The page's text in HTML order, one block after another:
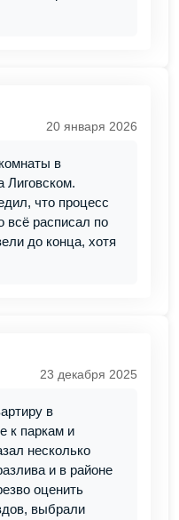
20 января 2026
в
Лиговском.
что процесс
всё расписал по
до конца, хотя
23 декабря 2025
в
к паркам и
несколько
и в районе
оценить
выбрали